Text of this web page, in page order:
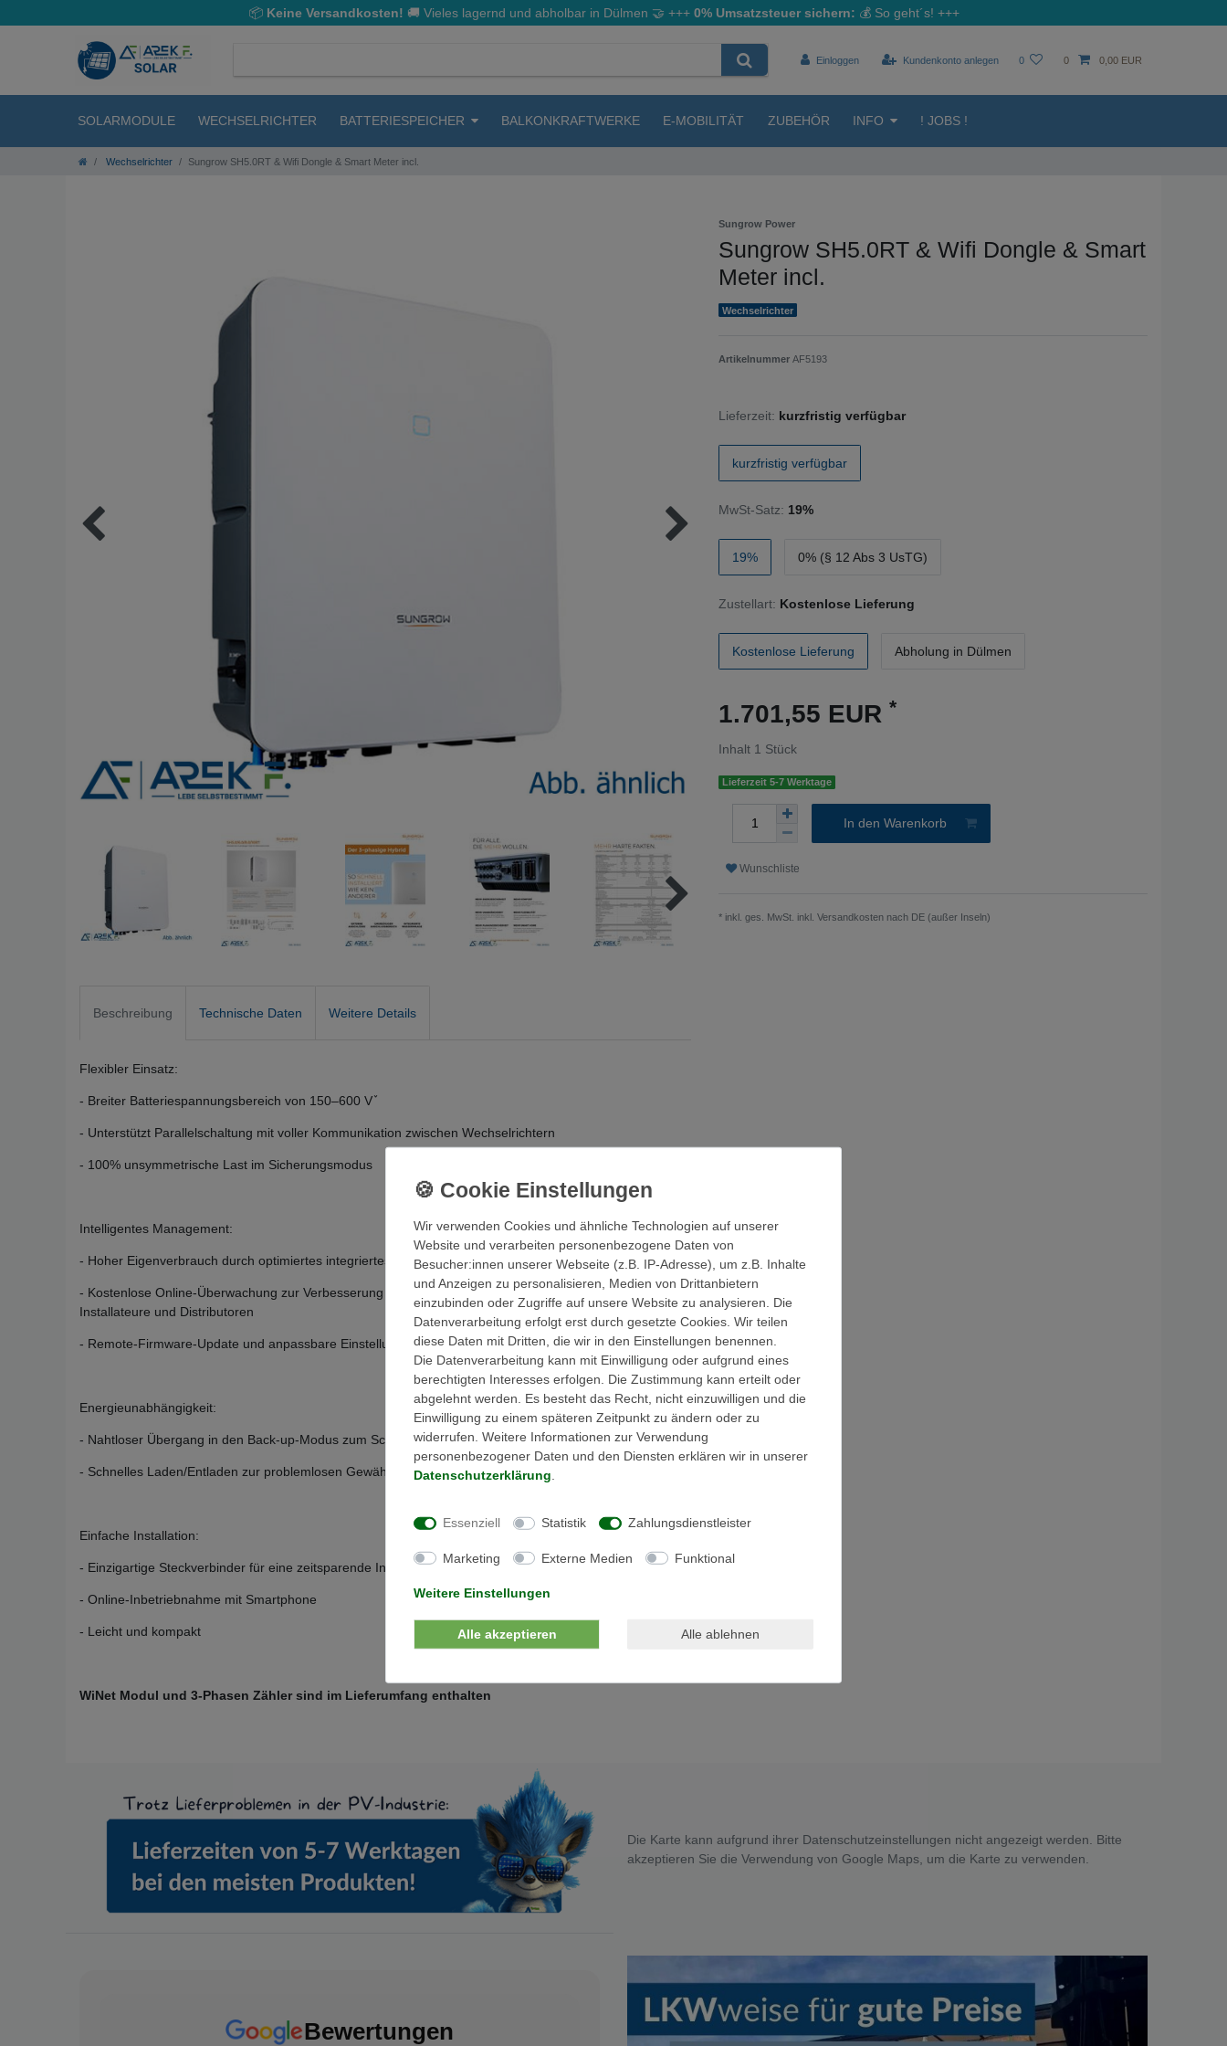
📦Keine Versandkosten! 🚚 Vieles lagernd und abholbar in Dülmen 🤝 +++ 0% Umsatzsteuer sichern: 💰 So geht´s! +++
Einloggen Kundenkonto anlegen 0 0 0,00 EUR
SOLARMODULE WECHSELRICHTER BATTERIESPEICHER BALKONKRAFTWERKE E-MOBILITÄT ZUBEHÖR INFO ! JOBS !
Wechselrichter Sungrow SH5.0RT & Wifi Dongle & Smart Meter incl.
Sungrow Power
Sungrow SH5.0RT & Wifi Dongle & Smart
Meter incl.
Wechselrichter
Artikelnummer AF5193
Lieferzeit: kurzfristig verfügbar
kurzfristig verfügbar
MwSt-Satz: 19%
19% 0% (§ 12 Abs 3 UsTG)
Zustellart: Kostenlose Lieferung
Kostenlose Lieferung Abholung in Dülmen
1.701,55 EUR *
Inhalt 1 Stück
Lieferzeit 5-7 Werktage
In den Warenkorb
Wunschliste
* inkl. ges. MwSt. inkl. Versandkosten nach DE (außer Inseln)
Beschreibung Technische Daten Weitere Details
Flexibler Einsatz:
- Breiter Batteriespannungsbereich von 150–600 Vٚ
- Unterstützt Parallelschaltung mit voller Kommunikation zwischen Wechselrichtern
- 100% unsymmetrische Last im Sicherungsmodus
Intelligentes Management:
- Hoher Eigenverbrauch durch optimiertes integriertes EMS
- Kostenlose Online-Überwachung zur Verbesserung des Energiemanagements für Endverbraucher,
Installateure und Distributoren
- Remote-Firmware-Update und anpassbare Einstellungen
Energieunabhängigkeit:
- Nahtloser Übergang in den Back-up-Modus zum Schutz vor Stromausfällen
- Schnelles Laden/Entladen zur problemlosen Gewährleistung von Verbrauchsspitzen
Einfache Installation:
- Einzigartige Steckverbinder für eine zeitsparende Installation
- Online-Inbetriebnahme mit Smartphone
- Leicht und kompakt
WiNet Modul und 3-Phasen Zähler sind im Lieferumfang enthalten
Bewertungen
Die Karte kann aufgrund ihrer Datenschutzeinstellungen nicht angezeigt werden. Bitte
akzeptieren Sie die Verwendung von Google Maps, um die Karte zu verwenden.
Wir verwenden Cookies und ähnliche Technologien auf unserer
Website und verarbeiten personenbezogene Daten von
Besucher:innen unserer Webseite (z.B. IP-Adresse), um z.B. Inhalte
und Anzeigen zu personalisieren, Medien von Drittanbietern
einzubinden oder Zugriffe auf unsere Website zu analysieren. Die
Datenverarbeitung erfolgt erst durch gesetzte Cookies. Wir teilen
diese Daten mit Dritten, die wir in den Einstellungen benennen.
Die Datenverarbeitung kann mit Einwilligung oder aufgrund eines
berechtigten Interesses erfolgen. Die Zustimmung kann erteilt oder
abgelehnt werden. Es besteht das Recht, nicht einzuwilligen und die
Einwilligung zu einem späteren Zeitpunkt zu ändern oder zu
widerrufen. Weitere Informationen zur Verwendung
personenbezogener Daten und den Diensten erklären wir in unserer
Daten­schutz­erklärung
Essenziell Statistik Zahlungsdienstleister
Marketing Externe Medien Funktional
Weitere Einstellungen
Alle akzeptieren Alle ablehnen